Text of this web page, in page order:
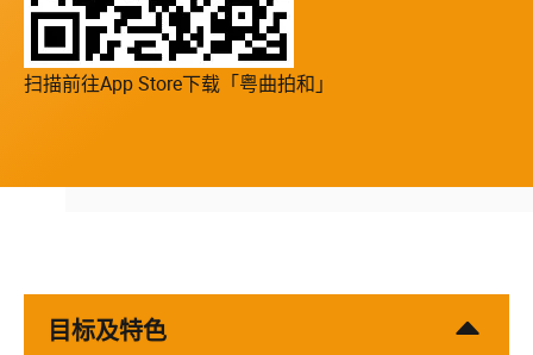
扫描前往App Store下载「粤曲拍和」
目标及特色